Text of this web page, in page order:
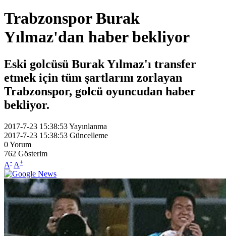
Trabzonspor Burak
Yılmaz'dan haber bekliyor
Eski golcüsü Burak Yılmaz'ı transfer
etmek için tüm şartlarını zorlayan
Trabzonspor, golcü oyuncudan haber
bekliyor.
2017-7-23 15:38:53Yayınlanma
2017-7-23 15:38:53 Güncelleme
0Yorum
762 Gösterim
A- A+